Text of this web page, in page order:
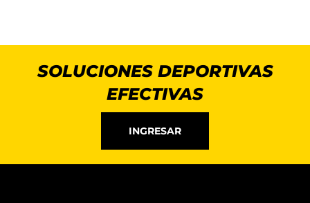
SOLUCIONES DEPORTIVAS
EFECTIVAS
INGRESAR